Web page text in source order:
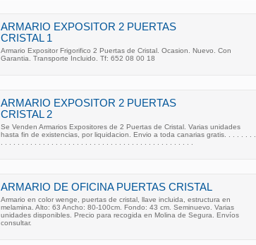
ARMARIO EXPOSITOR 2 PUERTAS
CRISTAL 1
Armario Expositor Frigorifico 2 Puertas de Cristal. Ocasion. Nuevo. Con
Garantia. Transporte Incluido. Tf: 652 08 00 18
ARMARIO EXPOSITOR 2 PUERTAS
CRISTAL 2
Se Venden Armarios Expositores de 2 Puertas de Cristal. Varias unidades
hasta fin de existencias, por liquidacion. Envio a toda canarias gratis. . . . . . . .
. . . . . . . . . . . . . . . . . . . . . . . . . . . . . . . . . . . . . . . . . . . . . .
ARMARIO DE OFICINA PUERTAS CRISTAL
Armario en color wenge, puertas de cristal, llave incluida, estructura en
melamina. Alto: 63 Ancho: 80-100cm. Fondo: 43 cm. Seminuevo. Varias
unidades disponibles. Precio para recogida en Molina de Segura. Envíos
consultar.